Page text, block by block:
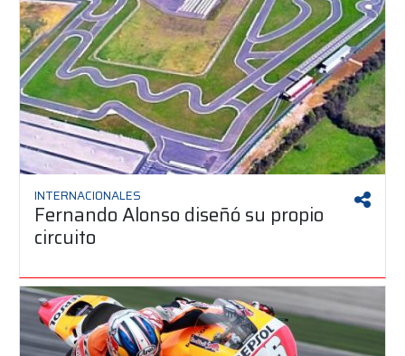
INTERNACIONALES
Fernando Alonso diseñó su propio
circuito